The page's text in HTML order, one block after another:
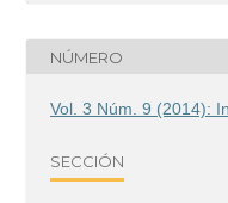
NÚMERO
Vol. 3 Núm. 9 (2014):
SECCIÓN